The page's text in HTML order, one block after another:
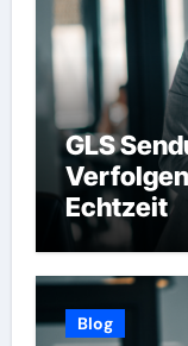
GLS
Echtzeit
Blog